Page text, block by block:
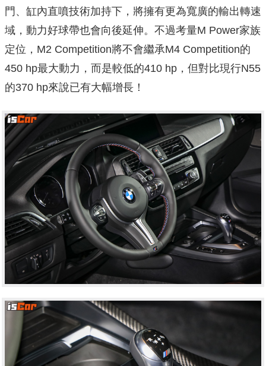
門、缸內直噴技術加持下，將擁有更為寬廣的輸出轉速
域，動力好球帶也會向後延伸。不過考量M Power家族
定位，M2 Competition將不會繼承M4 Competition的
450 hp最大動力，而是較低的410 hp，但對比現行N55
的370 hp來說已有大幅增長！